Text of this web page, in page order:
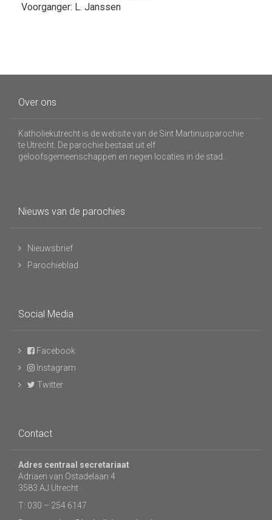
Voorganger: L. Janssen
Over ons
Katholiekutrecht is de website van de Sint Martinusparochie
te Utrecht. De parochie bestaat uit elf
geloofsgemeenschappen en negen locaties in de stad.
Nieuws van de parochies
Nieuwsbrief
Parochieblad
Social Media
Facebook
Instagram
Twitter
Contact
Adres centraal secretariaat
Adriaen van Ostadelaan 4
3583 AJ Utrecht
T: 030 – 254 6147